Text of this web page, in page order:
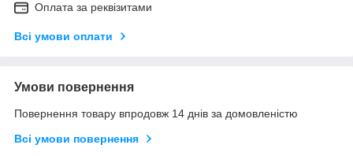
Оплата за реквізитами
Всі умови оплати
Умови повернення
Повернення товару впродовж 14 днів за домовленістю
Всі умови повернення